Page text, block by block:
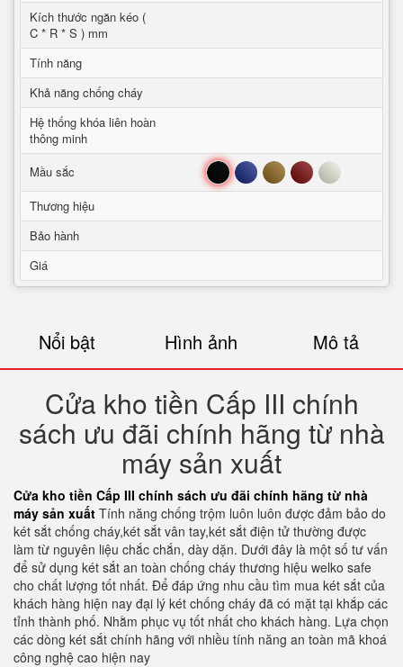
Kích thước ngăn kéo (
C * R * S ) mm
Tính năng
Khả năng chống cháy
Hệ thống khóa liên hoàn
thông minh
Mầu sắc
Đen Xanh Nâu Đỏ Trắng
Thương hiệu
Bảo hành
Giá
Nổi bật Hình ảnh Mô tả
Cửa kho tiền Cấp III chính
sách ưu đãi chính hãng từ nhà
máy sản xuất
Cửa kho tiền Cấp III chính sách ưu đãi chính hãng từ nhà
máy sản xuất Tính năng chống trộm luôn luôn được đảm bảo do
két sắt chống cháy,két sắt vân tay,két sắt điện tử thường được
làm từ nguyên liệu chắc chắn, dày dặn. Dưới đây là một số tư vấn
để sử dụng két sắt an toàn chống cháy thương hiệu welko safe
cho chất lượng tốt nhất. Để đáp ứng nhu cầu tìm mua két sắt của
khách hàng hiện nay đại lý két chống cháy đã có mặt tại khắp các
tỉnh thành phố. Nhằm phục vụ tốt nhất cho khách hàng. Lựa chọn
các dòng két sắt chính hãng với nhiều tính năng an toàn mã khoá
công nghệ cao hiện nay